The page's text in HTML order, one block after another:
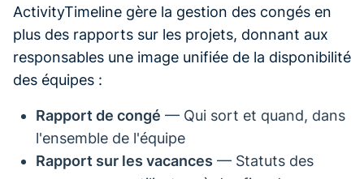
ActivityTimeline gère la gestion des congés en
plus des rapports sur les projets, donnant aux
responsables une image unifiée de la disponibilité
des équipes :
Rapport de congé — Qui sort et quand, dans
l'ensemble de l'équipe
Rapport sur les vacances — Statuts des